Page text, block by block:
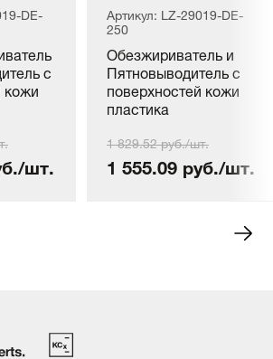
DE-
с
кожи
шт.
Артикул: LZ-29019-DE-
250
Обезжириватель и
Пятновыводитель с
поверхностей кожи
пластика
Entfetter, 250мл
1 829.52 руб./шт.
1 555.09 руб./шт.